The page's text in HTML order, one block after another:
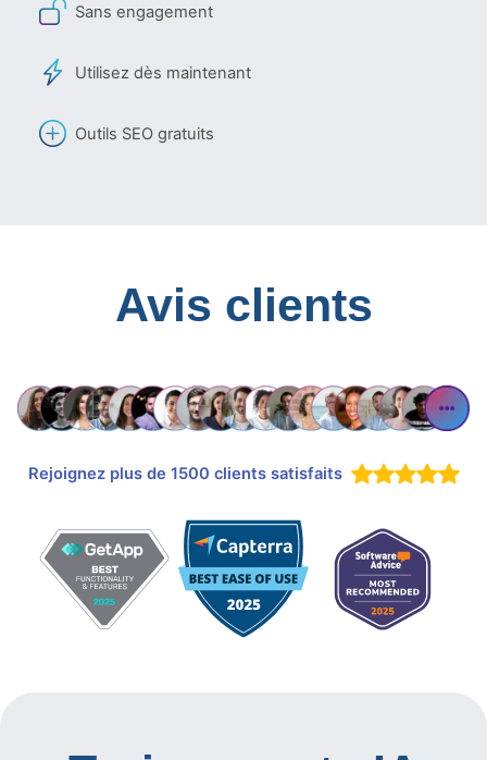
Sans engagement
Utilisez dès maintenant
Outils SEO gratuits
Avis clients
Rejoignez plus de 1500 clients satisfaits